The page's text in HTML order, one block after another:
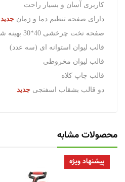
کاربری آسان و بسیار راحت
دارای صفحه تنظیم دما و زمان جدید
صفحه تخت چرخشی 40*30 بهینه شده
قالب لیوان استوانه ای (سه عدد)
قالب لیوان مخروطی
قالب چاپ کلاه
دو قالب بشقاب اسفنجی جدید
محصولات مشابه
پیشنهاد ویژه